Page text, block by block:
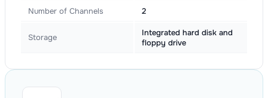
Number of Channels 2
Storage
Integrated hard disk and
floppy drive